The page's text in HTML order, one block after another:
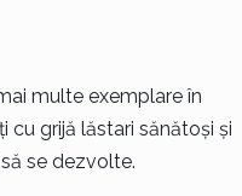
multe exemplare în
cu grijă lăstari sănătoși și
se dezvolte.